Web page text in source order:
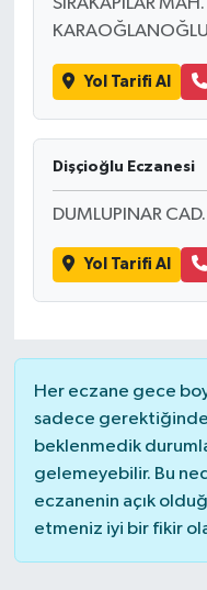
SIRAKAPILAR
Yol Tarifi Al
Dişçioğlu Eczanesi
DUMLUPINAR
Yol Tarifi Al
Her eczane gece
sadece gerektiğinde
beklenmedik
gelemeyebilir. Bu
eczanenin açık
etmeniz iyi bir fikir